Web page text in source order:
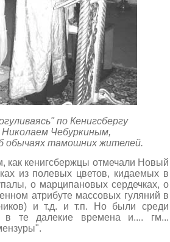
по Кенигсбергу
Чебуркиным,
обычаях тамошних жителей.
как кенигсбержцы отмечали Новый
из полевых цветов, кидаемых в
о марципановых сердечках, о
атрибуте массовых гуляний в
и т.д. и т.п. Но были среди
в те далекие времена и.... гм...